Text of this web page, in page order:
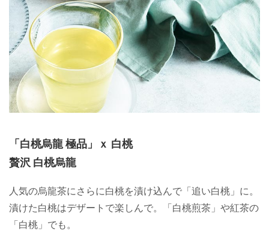
「白桃烏龍 極品」ｘ 白桃
贅沢 白桃烏龍
人気の烏龍茶にさらに白桃を漬け込んで「追い白桃」に。
漬けた白桃はデザートで楽しんで。「白桃煎茶」や紅茶の
「白桃」でも。